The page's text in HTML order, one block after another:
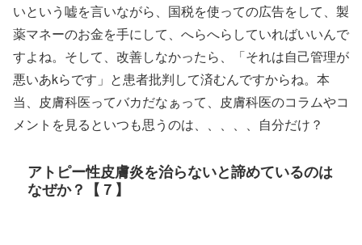
いという嘘を言いながら、国税を使っての広告をして、製
薬マネーのお金を手にして、へらへらしていればいいんで
すよね。そして、改善しなかったら、「それは自己管理が
悪いあkらです」と患者批判して済むんですからね。本
当、皮膚科医ってバカだなぁって、皮膚科医のコラムやコ
メントを見るといつも思うのは、、、、、自分だけ？
アトピー性皮膚炎を治らないと諦めているのは
なぜか？【７】